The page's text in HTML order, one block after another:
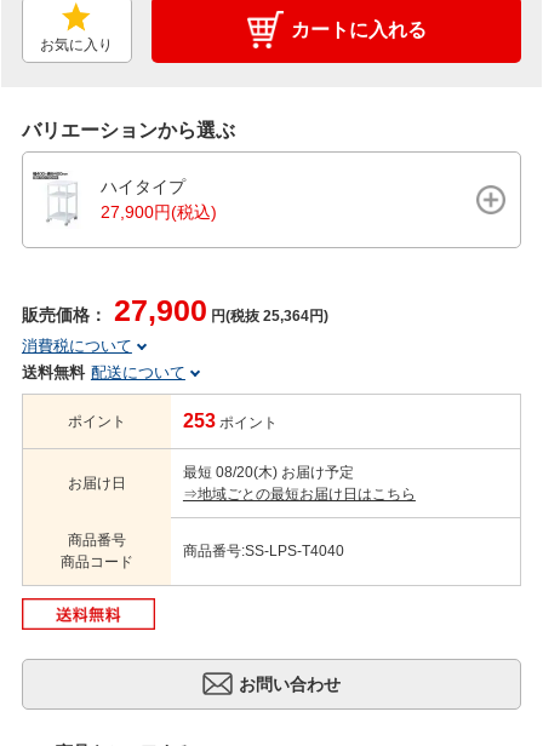
お気に入り
カートに入れる
バリエーションから選ぶ
ハイタイプ
27,900円(税込)
販売価格： 27,900 円(税抜 25,364円)
消費税について
送料無料 配送について
ポイント 253 ポイント
お届け日
最短 08/20(木) お届け予定
⇒地域ごとの最短お届け日はこちら
商品番号
商品コード
商品番号:SS-LPS-T4040